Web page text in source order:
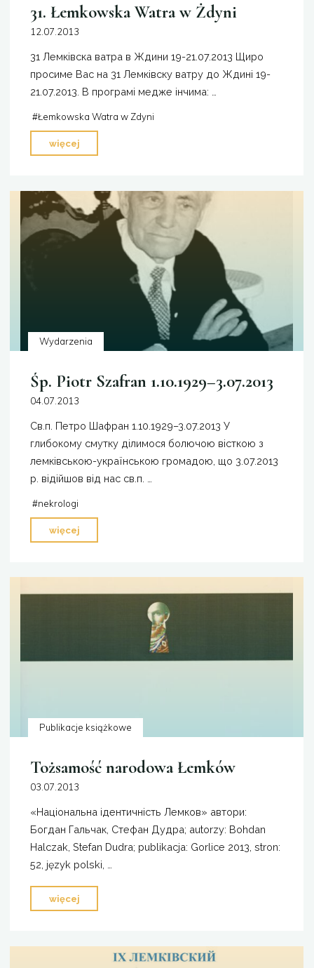
31. Łemkowska Watra w Żdyni
12.07.2013
31 Лемківска ватра в Ждини 19-21.07.2013 Щиро
просиме Вас на 31 Лемківску ватру до Ждині 19-
21.07.2013. В програмі медже інчима: …
#Łemkowska Watra w Zdyni
więcej
Łemkowska
w
Żdyni"
Wydarzenia
Śp. Piotr Szafran 1.10.1929–3.07.2013
04.07.2013
Св.п. Петро Шафран 1.10.1929–3.07.2013 У
глибокому смутку ділимося болючою вісткою з
лемківською-українською громадою, що 3.07.2013
р. відійшов від нас св.п. …
#nekrologi
więcej
Piotr
Publikacje książkowe
Tożsamość narodowa Łemków
03.07.2013
«Національна ідентичність Лемков» автори:
Богдан Гальчак, Стефан Дудра; autorzy: Bohdan
Halczak, Stefan Dudra; publikacja: Gorlice 2013, stron:
52, język polski, …
więcej